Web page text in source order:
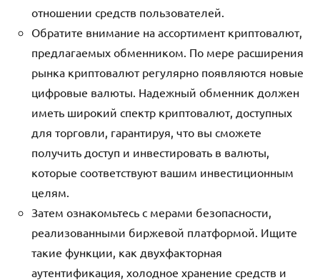
отношении средств пользователей.
Обратите внимание на ассортимент криптовалют,
предлагаемых обменником. По мере расширения
рынка криптовалют регулярно появляются новые
цифровые валюты. Надежный обменник должен
иметь широкий спектр криптовалют, доступных
для торговли, гарантируя, что вы сможете
получить доступ и инвестировать в валюты,
которые соответствуют вашим инвестиционным
целям.
Затем ознакомьтесь с мерами безопасности,
реализованными биржевой платформой. Ищите
такие функции, как двухфакторная
аутентификация, холодное хранение средств и